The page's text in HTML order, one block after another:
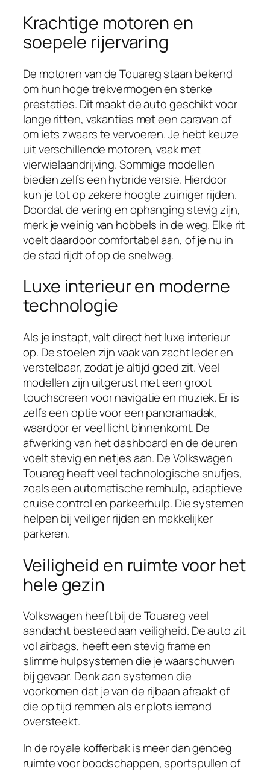
Krachtige motoren en
soepele rijervaring
De motoren van de Touareg staan bekend
om hun hoge trekvermogen en sterke
prestaties. Dit maakt de auto geschikt voor
lange ritten, vakanties met een caravan of
om iets zwaars te vervoeren. Je hebt keuze
uit verschillende motoren, vaak met
vierwielaandrijving. Sommige modellen
bieden zelfs een hybride versie. Hierdoor
kun je tot op zekere hoogte zuiniger rijden.
Doordat de vering en ophanging stevig zijn,
merk je weinig van hobbels in de weg. Elke rit
voelt daardoor comfortabel aan, of je nu in
de stad rijdt of op de snelweg.
Luxe interieur en moderne
technologie
Als je instapt, valt direct het luxe interieur
op. De stoelen zijn vaak van zacht leder en
verstelbaar, zodat je altijd goed zit. Veel
modellen zijn uitgerust met een groot
touchscreen voor navigatie en muziek. Er is
zelfs een optie voor een panoramadak,
waardoor er veel licht binnenkomt. De
afwerking van het dashboard en de deuren
voelt stevig en netjes aan. De Volkswagen
Touareg heeft veel technologische snufjes,
zoals een automatische remhulp, adaptieve
cruise control en parkeerhulp. Die systemen
helpen bij veiliger rijden en makkelijker
parkeren.
Veiligheid en ruimte voor het
hele gezin
Volkswagen heeft bij de Touareg veel
aandacht besteed aan veiligheid. De auto zit
vol airbags, heeft een stevig frame en
slimme hulpsystemen die je waarschuwen
bij gevaar. Denk aan systemen die
voorkomen dat je van de rijbaan afraakt of
die op tijd remmen als er plots iemand
oversteekt.
In de royale kofferbak is meer dan genoeg
ruimte voor boodschappen, sportspullen of